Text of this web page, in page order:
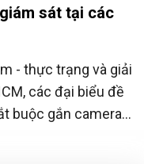
sát tại các
- thực trạng và giải
các đại biểu đề
buộc gắn camera
cơ sở trường học.